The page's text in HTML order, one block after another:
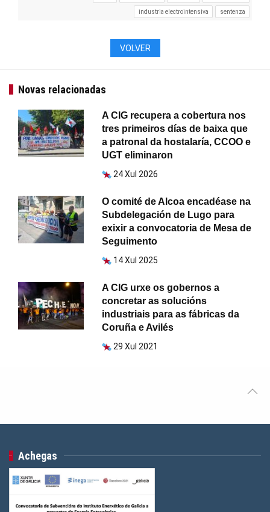
industria electrointensiva sentenza
VOLVER
Novas relacionadas
A CIG recupera a cobertura nos
tres primeiros días de baixa que
a patronal da hostalaría, CCOO e
UGT eliminaron
24 Xul 2026
O comité de Alcoa encadéase na
Subdelegación de Lugo para
exixir a convocatoria de Mesa de
Seguimento
14 Xul 2025
A CIG urxe os gobernos a
concretar as solucións
industriais para as fábricas da
Coruña e Avilés
29 Xul 2021
Achegas